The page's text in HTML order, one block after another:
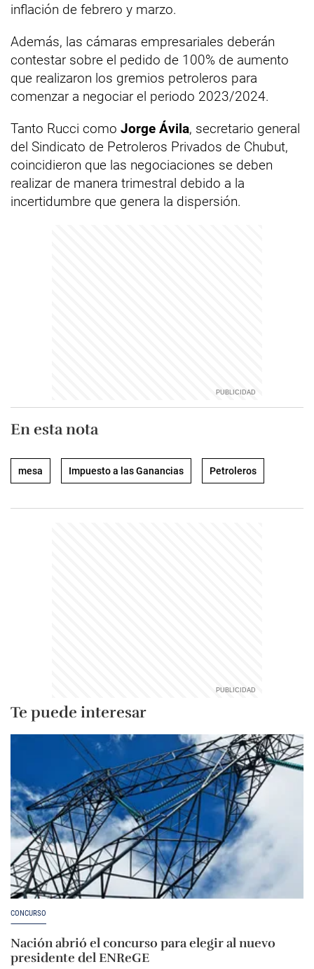
inflación de febrero y marzo.
Además, las cámaras empresariales deberán
contestar sobre el pedido de 100% de aumento
que realizaron los gremios petroleros para
comenzar a negociar el periodo 2023/2024.
Tanto Rucci como Jorge Ávila, secretario general
del Sindicato de Petroleros Privados de Chubut,
coincidieron que las negociaciones se deben
realizar de manera trimestral debido a la
incertidumbre que genera la dispersión.
En esta nota
mesa Impuesto a las Ganancias Petroleros
Te puede interesar
CONCURSO
Nación abrió el concurso para elegir al nuevo
presidente del ENReGE